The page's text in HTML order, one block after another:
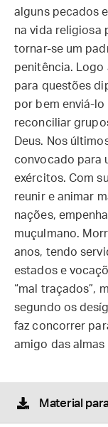
alguns pecados
na vida religiosa
tornar-se um
penitência. Logo
para questões
por bem enviá-lo
reconciliar
Deus. Nos
convocado para
exércitos. Com
reunir e animar
nações,
muçulmano.
anos, tendo
estados e
“mal traçados”,
segundo os
faz concorrer
amigo das almas
Material